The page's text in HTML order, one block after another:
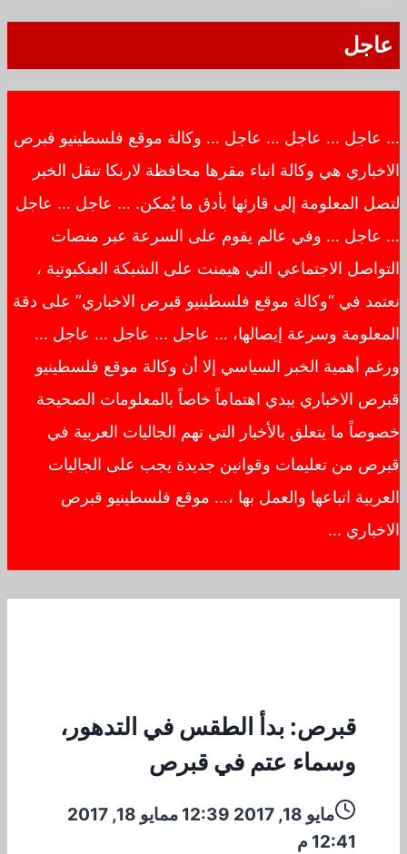
عاجل
… عاجل … عاجل … عاجل … وكالة موقع فلسطينيو قبرص
الاخباري هي وكالة انباء مقرها محافظة لارنكا تنقل الخبر
لتصل المعلومة إلى قارئها بأدق ما يُمكن. … عاجل … عاجل
… عاجل … وفي عالم يقوم على السرعة عبر منصات
التواصل الاجتماعي التي هيمنت على الشبكة العنكبوتية ،
نعتمد في “وكالة موقع فلسطينيو قبرص الاخباري” على دقة
المعلومة وسرعة إيصالها، … عاجل … عاجل … عاجل …
ورغم أهمية الخبر السياسي إلا أن وكالة موقع فلسطينيو
قبرص الاخباري يبدي اهتماماً خاصاً بالمعلومات الصحيحة
خصوصاً ما يتعلق بالأخبار التي تهم الجاليات العربية في
قبرص من تعليمات وقوانين جديدة يجب على الجاليات
العربية اتباعها والعمل بها ،… موقع فلسطينيو قبرص
الاخباري …
قبرص: بدأ الطقس في التدهور،
وسماء عتم في قبرص
مايو 18, 2017 12:39 م
مايو 18, 2017
12:41 م